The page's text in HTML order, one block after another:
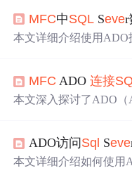
骤，包括导入ADO库、
示例代码。
MFC中SQL Sever
本文详细介绍使用ADO
MFC ADO连接
本文深入探讨了ADO（
库操作，涵盖创建 连接
集等关键步骤。
ADO访问 Sql Seve
本文详细介绍如何使用